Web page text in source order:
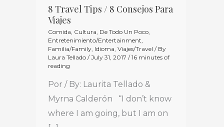
8 Travel Tips / 8 Consejos Para
Viajes
Comida Cultura De Todo Un Poco
Entretenimiento/Entertainment
Familia/Family Idioma Viajes/Travel / By
Laura Tellado /July 31, 2017 /16 minutes of
reading
Por / By: Laurita Tellado &
Myrna Calderón “I don’t know
where I am going, but I am on
Viajes